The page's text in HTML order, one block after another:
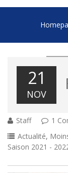
21
NOV
Staff
1
Actualité,
Saison 2021 -